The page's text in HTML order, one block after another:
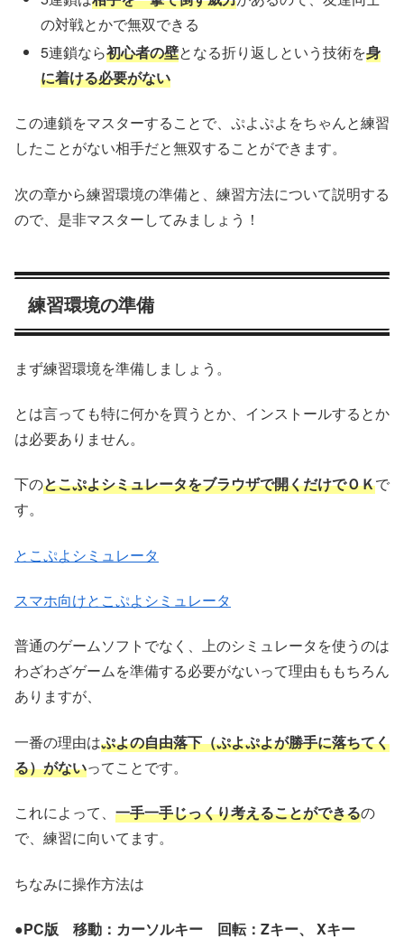
の対戦とかで無双できる
5連鎖なら初心者の壁となる折り返しという技術を身
に着ける必要がない
この連鎖をマスターすることで、ぷよぷよをちゃんと練習
したことがない相手だと無双することができます。
次の章から練習環境の準備と、練習方法について説明する
ので、是非マスターしてみましょう！
練習環境の準備
まず練習環境を準備しましょう。
とは言っても特に何かを買うとか、インストールするとか
は必要ありません。
下のとこぷよシミュレータをブラウザで開くだけでＯＫで
す。
とこぷよシミュレータ
スマホ向けとこぷよシミュレータ
普通のゲームソフトでなく、上のシミュレータを使うのは
わざわざゲームを準備する必要がないって理由ももちろん
ありますが、
一番の理由はぷよの自由落下（ぷよぷよが勝手に落ちてく
る）がないってことです。
これによって、 一手一手じっくり考えることができるの
で、練習に向いてます。
ちなみに操作方法は
●PC版 移動：カーソルキー 回転：Zキー、 Xキー